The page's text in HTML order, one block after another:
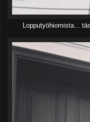
Lopputyöhiomista...